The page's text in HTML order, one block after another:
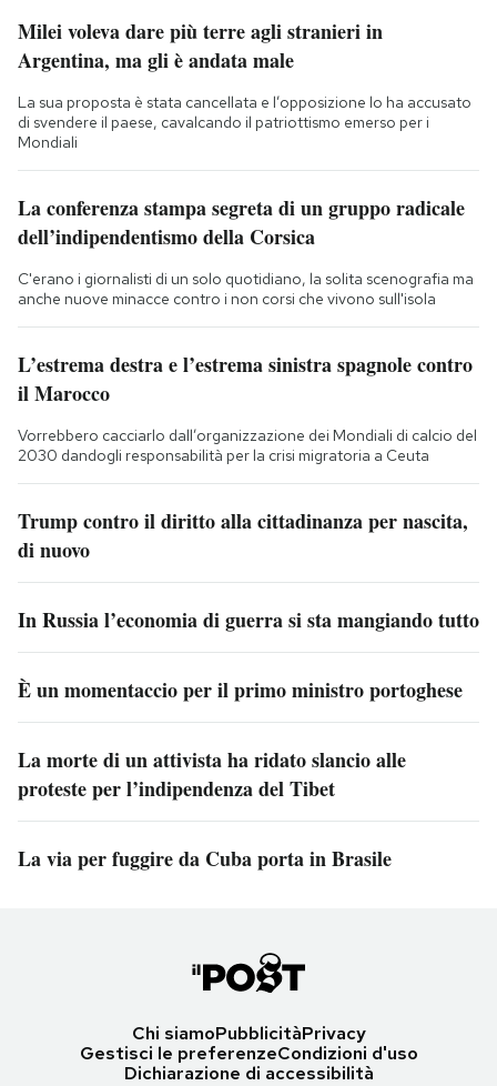
Milei voleva dare più terre agli stranieri in
Argentina, ma gli è andata male
La sua proposta è stata cancellata e l’opposizione lo ha accusato
di svendere il paese, cavalcando il patriottismo emerso per i
Mondiali
La conferenza stampa segreta di un gruppo radicale
dell’indipendentismo della Corsica
C'erano i giornalisti di un solo quotidiano, la solita scenografia ma
anche nuove minacce contro i non corsi che vivono sull'isola
L’estrema destra e l’estrema sinistra spagnole contro
il Marocco
Vorrebbero cacciarlo dall’organizzazione dei Mondiali di calcio del
2030 dandogli responsabilità per la crisi migratoria a Ceuta
Trump contro il diritto alla cittadinanza per nascita,
di nuovo
In Russia l’economia di guerra si sta mangiando tutto
È un momentaccio per il primo ministro portoghese
La morte di un attivista ha ridato slancio alle
proteste per l’indipendenza del Tibet
La via per fuggire da Cuba porta in Brasile
Chi siamoPubblicitàPrivacy
Gestisci le preferenzeCondizioni d'uso
Dichiarazione di accessibilità